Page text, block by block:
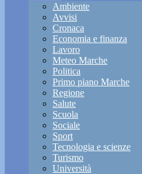
Ambiente
Avvisi
Cronaca
Economia e finanza
Lavoro
Meteo Marche
Politica
Primo piano Marche
Regione
Salute
Scuola
Sociale
Sport
Tecnologia e scienze
Turismo
Università